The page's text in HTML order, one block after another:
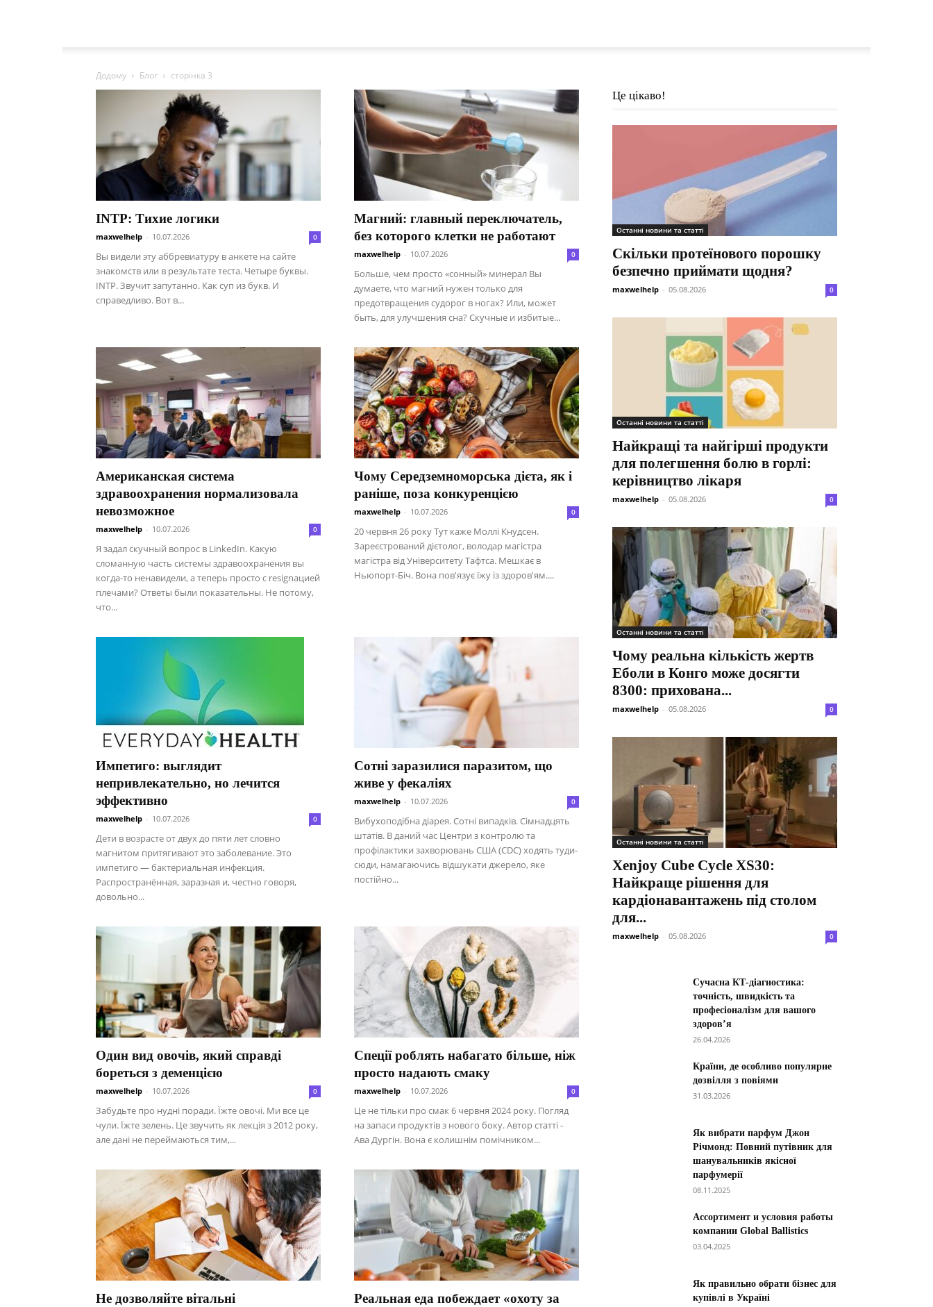
Додому Блог сторінка 3
INTP: Тихие логики
maxwelhelp - 10.07.2026 0
Вы видели эту аббревиатуру в анкете на сайте
знакомств или в результате теста. Четыре буквы.
INTP. Звучит запутанно. Как суп из букв. И
справедливо. Вот в...
Магний: главный переключатель,
без которого клетки не работают
maxwelhelp - 10.07.2026 0
Больше, чем просто «сонный» минерал Вы
думаете, что магний нужен только для
предотвращения судорог в ногах? Или, может
быть, для улучшения сна? Скучные и избитые...
Американская система
здравоохранения нормализовала
невозможное
maxwelhelp - 10.07.2026 0
Я задал скучный вопрос в LinkedIn. Какую
сломанную часть системы здравоохранения вы
когда-то ненавидели, а теперь просто с resignацией
плечами? Ответы были показательны. Не потому,
что...
Чому Середземноморська дієта, як і
раніше, поза конкуренцією
maxwelhelp - 10.07.2026 0
20 червня 26 року Тут каже Моллі Кнудсен.
Зареєстрований дієтолог, володар магістра
магістра від Університету Тафтса. Мешкає в
Ньюпорт-Біч. Вона пов'язує їжу із здоров'ям....
Импетиго: выглядит
непривлекательно, но лечится
эффективно
maxwelhelp - 10.07.2026 0
Дети в возрасте от двух до пяти лет словно
магнитом притягивают это заболевание. Это
импетиго — бактериальная инфекция.
Распространённая, заразная и, честно говоря,
довольно...
Сотні заразилися паразитом, що
живе у фекаліях
maxwelhelp - 10.07.2026 0
Вибухоподібна діарея. Сотні випадків. Сімнадцять
штатів. В даний час Центри з контролю та
профілактики захворювань США (CDC) ходять туди-
сюди, намагаючись відшукати джерело, яке
постійно...
Один вид овочів, який справді
бореться з деменцією
maxwelhelp - 10.07.2026 0
Забудьте про нудні поради. Їжте овочі. Ми все це
чули. Їжте зелень. Це звучить як лекція з 2012 року,
але дані не переймаються тим,...
Спеції роблять набагато більше, ніж
просто надають смаку
maxwelhelp - 10.07.2026 0
Це не тільки про смак 6 червня 2024 року. Погляд
на запаси продуктів з нового боку. Автор статті -
Ава Дургін. Вона є колишнім помічником...
Не дозволяйте вітальні
Реальная еда побеждает «охоту за
Це цікаво!
Останні новини та статті
Скільки протеїнового порошку
безпечно приймати щодня?
maxwelhelp - 05.08.2026 0
Останні новини та статті
Найкращі та найгірші продукти
для полегшення болю в горлі:
керівництво лікаря
maxwelhelp - 05.08.2026 0
Останні новини та статті
Чому реальна кількість жертв
Еболи в Конго може досягти
8300: прихована...
maxwelhelp - 05.08.2026 0
Останні новини та статті
Xenjoy Cube Cycle XS30:
Найкраще рішення для
кардіонавантажень під столом
для...
maxwelhelp - 05.08.2026 0
Сучасна КТ-діагностика:
точність, швидкість та
професіоналізм для вашого
здоров’я
26.04.2026
Країни, де особливо популярне
дозвілля з повіями
31.03.2026
Як вибрати парфум Джон
Річмонд: Повний путівник для
шанувальників якісної
парфумерії
08.11.2025
Ассортимент и условия работы
компании Global Ballistics
03.04.2025
Як правильно обрати бізнес для
купівлі в Україні